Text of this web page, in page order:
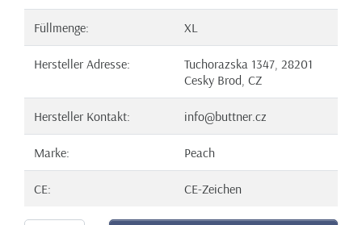
Füllmenge: XL
Hersteller Adresse:
Tuchorazska 1347, 28201
Cesky Brod, CZ
Hersteller Kontakt: info@buttner.cz
Marke: Peach
CE: CE-Zeichen